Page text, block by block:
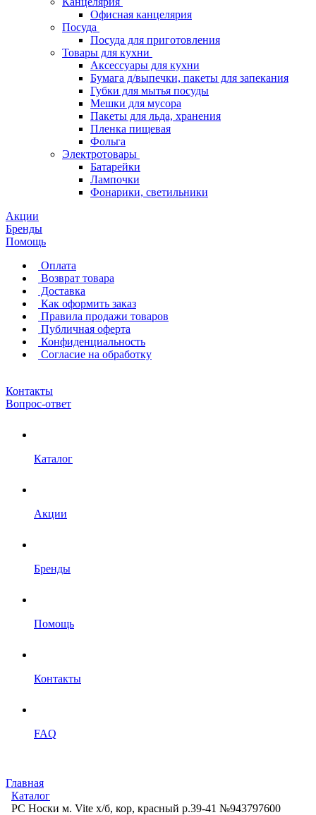
Офисная канцелярия
Посуда
Посуда для приготовления
Товары для кухни
Аксессуары для кухни
Бумага д/выпечки, пакеты для запекания
Губки для мытья посуды
Мешки для мусора
Пакеты для льда, хранения
Пленка пищевая
Фольга
Электротовары
Батарейки
Лампочки
Фонарики, светильники
Акции
Бренды
Помощь
Оплата
Возврат товара
Доставка
Как оформить заказ
Правила продажи товаров
Публичная оферта
Конфиденциальность
Согласие на обработку
Контакты
Вопрос-ответ
Каталог
Акции
Бренды
Помощь
Контакты
FAQ
Главная
Каталог
PC Носки м. Vite х/б, кор, красный р.39-41 №943797600